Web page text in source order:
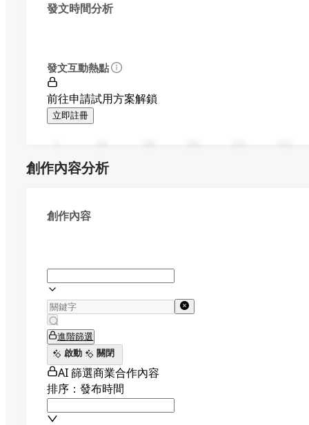
發文時間分析
發文互動熱點
前往申請試用方案解鎖
立即註冊
創作內容分析
創作內容
進階篩選
啟動
關閉
AI 篩選商業合作內容
排序：發布時間